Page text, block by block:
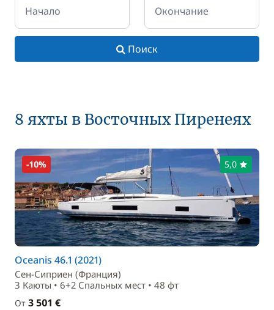
Начало Окончание
Поиск
8 яхты в Восточных Пиренеях
-10% 5,0
Oceanis 46.1 (2021)
Сен-Сиприен (Франция)
3 Каюты • 6+2 Спальныx мест • 48 фт
От 3 501 €